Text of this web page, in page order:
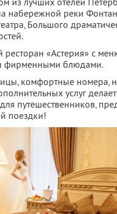
набережной реки
Большого
ресторан «Астерия» с
фирменными блюдами.
комфортные номера,
услуг
путешественников,
поездки!